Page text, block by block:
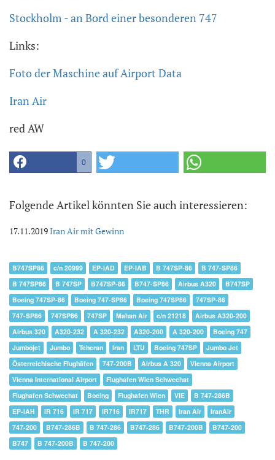
Stockholm - an Bord einer besonderen 747
Links:
Foto der Maschine auf Airport Data
Iran Air
red AW
0
Folgende Artikel könnten Sie auch interessieren:
17.11.2019Iran Air mit Gewinn
B747SP86 c/n 20999 EP-IAD EP-IAB B 747SP-86
B 747-SP86
B 747SP86
B 747SP B747SP-86 B747-SP86 Airbus A320
B747SP
Boeing 747SP-86
Boeing 747-SP86 Boeing 747SP86
747SP-86
747-SP86
747SP86 747SP Mahan Air c/n 21218
Airbus A320-200
Airbus 320
A320-232 A 320-232 A320-200 A 320-200
Boeing 747
Jumbojet
Jumbo Teheran Iran LTU Boeing 747SP
Jumbo Jet
Österreichische Flughäfen
747-200B Airbus A 320
Vienna Airport
Vienna International Airport
Flughafen Wien Schwechat
Flughafen Schwechat
Boeing Flughafen Wien VIE
B 747-286B
EP-IAH
IR 716 IR 717 IR716 IR717 THR Iran Air
IranAir
747-200
B747-286B B 747-286 B747-286 B747-200B
B747-200
B747
B 747-200B B 747-200